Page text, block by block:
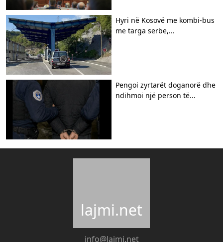
Hyri në Kosovë me kombi-bus
me targa serbe,...
Pengoi zyrtarët doganorë dhe
ndihmoi një person të...
lajmi.net
info@lajmi.net